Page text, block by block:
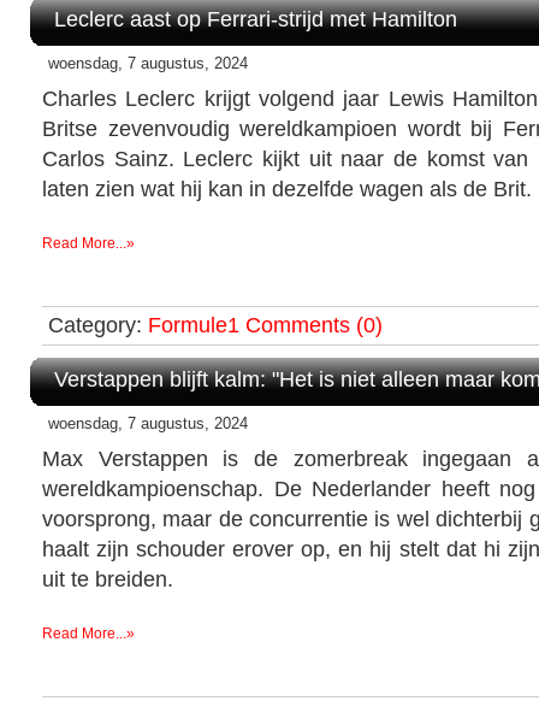
Leclerc aast op Ferrari-strijd met Hamilton
woensdag, 7 augustus, 2024
Charles Leclerc krijgt volgend jaar Lewis
Britse zevenvoudig wereldkampioen wordt bij
Carlos Sainz. Leclerc kijkt uit naar de komst
laten zien wat hij kan in dezelfde wagen als de Brit.
Read More...»
Category: Formule1 Comments (0)
Verstappen blijft kalm: "Het is niet alleen maar
woensdag, 7 augustus, 2024
Max Verstappen is de zomerbreak
wereldkampioenschap. De Nederlander heeft
voorsprong, maar de concurrentie is wel dichterbij
haalt zijn schouder erover op, en hij stelt dat hi
uit te breiden.
Read More...»